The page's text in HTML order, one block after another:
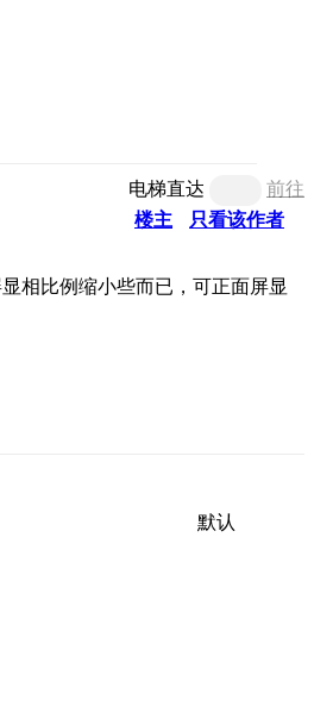
电梯直达
前往
楼主
只看该作者
相比例缩小些而已，可正面屏显
默认